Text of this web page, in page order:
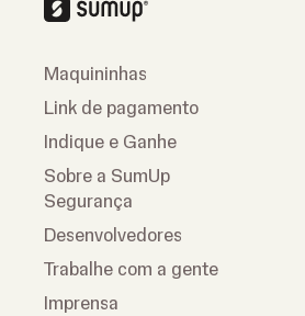
Maquininhas
Link de pagamento
Indique e Ganhe
Sobre a SumUp
Segurança
Desenvolvedores
Trabalhe com a gente
Imprensa